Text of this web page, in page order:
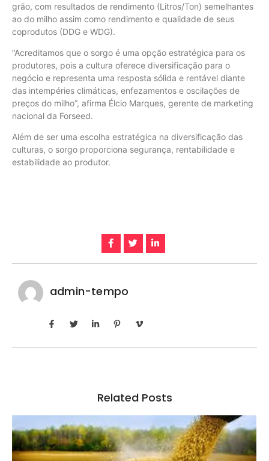
grão, com resultados de rendimento (Litros/Ton) semelhantes
ao do milho assim como rendimento e qualidade de seus
coprodutos (DDG e WDG).
“Acreditamos que o sorgo é uma opção estratégica para os
produtores, pois a cultura oferece diversificação para o
negócio e representa uma resposta sólida e rentável diante
das intempéries climáticas, enfezamentos e oscilações de
preços do milho”, afirma Élcio Marques, gerente de marketing
nacional da Forseed.
Além de ser uma escolha estratégica na diversificação das
culturas, o sorgo proporciona segurança, rentabilidade e
estabilidade ao produtor.
admin-tempo
Related Posts